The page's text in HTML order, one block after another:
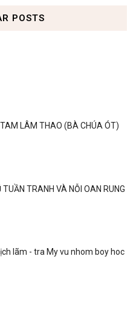
POSTS
LÂM THAO (BÀ CHÚA ÓT)
TUẦN TRANH VÀ NỖI OAN RUNG
lãm - tra My vu nhom boy hoc